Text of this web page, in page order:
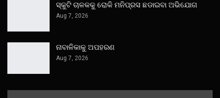
ସ୍କୁଟି ଚାଳକକୁ ରୋକି ମନିପ୍ରସ ଛଡାଇବା ଅଭିଯୋଗ
Aug 7, 2026
ନାବାଳିକାକୁ ଅପହରଣ
Aug 7, 2026